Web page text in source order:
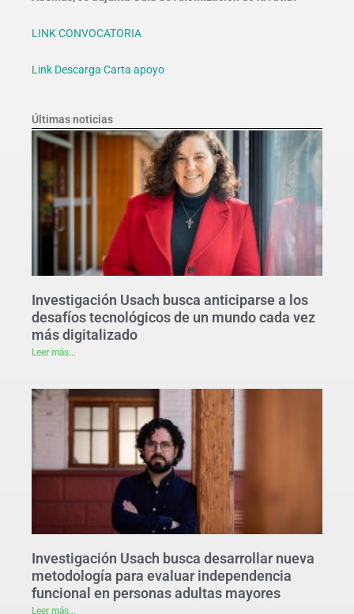
LINK CONVOCATORIA
Link Descarga Carta apoyo
Últimas noticias
Investigación Usach busca anticiparse a los
desafíos tecnológicos de un mundo cada vez
más digitalizado
Leer más...
Investigación Usach busca desarrollar nueva
metodología para evaluar independencia
funcional en personas adultas mayores
Leer más...